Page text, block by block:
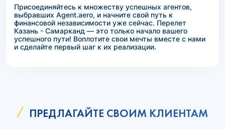
Присоединяйтесь к множеству успешных агентов,
выбравших Agent.aero, и начните свой путь к
финансовой независимости уже сейчас. Перелет
Казань - Самарканд — это только начало вашего
успешного пути! Воплотите свои мечты вместе с нами
и сделайте первый шаг к их реализации.
ПРЕДЛАГАЙТЕ СВОИМ КЛИЕНТАМ